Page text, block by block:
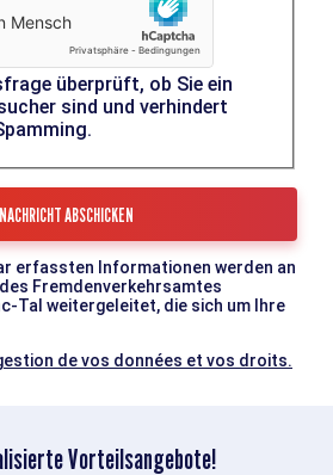
überprüft, ob Sie ein
sind und verhindert
erfassten Informationen werden an
Fremdenverkehrsamtes
Tal weitergeleitet, die sich um Ihre
de vos données et vos droits.
Vorteilsangebote!